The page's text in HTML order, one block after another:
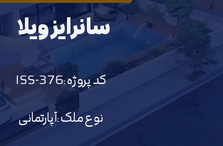
سانرایز ویلا
کد پروژه :ISS-376
نوع ملک :آپارتمانی